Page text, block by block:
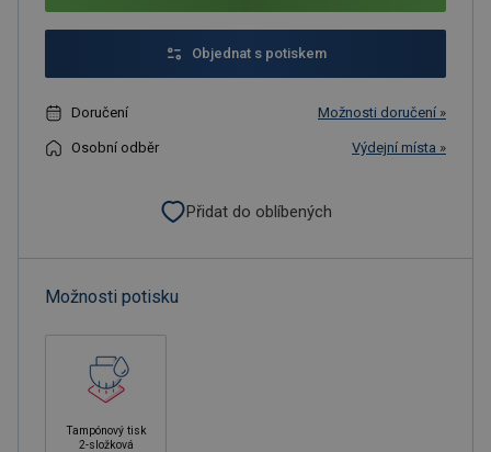
Objednat s potiskem
Doručení Možnosti doručení »
Osobní odběr Výdejní místa »
Přidat do oblíbených
Možnosti potisku
Tampónový tisk
2-složková